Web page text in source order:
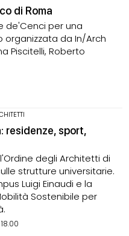
di Roma
de'Cenci per una
da In/Arch
Piscitelli, Roberto
residenze, sport,
degli Architetti di
strutture universitarie.
Luigi Einaudi e la
Sostenibile per